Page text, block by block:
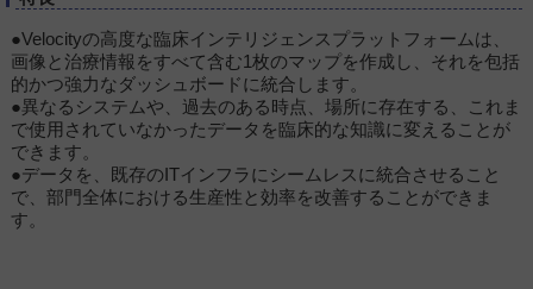
●Velocityの高度な臨床インテリジェンスプラットフォームは、
画像と治療情報をすべて含む1枚のマップを作成し、それを包括
的かつ強力なダッシュボードに統合します。
●異なるシステムや、過去のある時点、場所に存在する、これま
で使用されていなかったデータを臨床的な知識に変えることが
できます。
●データを、既存のITインフラにシームレスに統合させること
で、部門全体における生産性と効率を改善することができま
す。